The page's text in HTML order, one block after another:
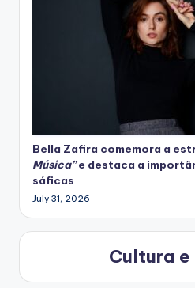
Bella Zafira comemora a
Música”e destaca a
sáficas
July 31, 2026
Cultura e